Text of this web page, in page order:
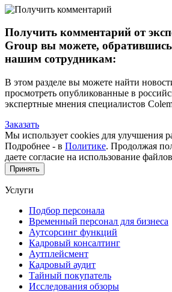
Получить комментарий от
Group вы можете,
нашим сотрудникам:
В этом разделе вы можете найти
просмотреть опубликованные в
экспертные мнения специалистов
Заказать
Мы использует cookies для улучшения
Подробнее - в Политике. Продолжая
даете согласие на использование
Принять
Услуги
Подбор персонала
Временный персонал для бизнеса
Аутсорсинг функций
Кадровый консалтинг
Аутплейсмент
Кадровый аудит
Тайный покупатель
Исследования обзоры